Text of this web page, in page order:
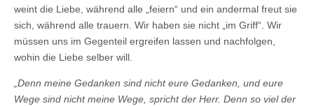
weint die Liebe, während alle „feiern“ und ein andermal freut sie
sich, während alle trauern. Wir haben sie nicht „im Griff“. Wir
müssen uns im Gegenteil ergreifen lassen und nachfolgen,
wohin die Liebe selber will.
„Denn meine Gedanken sind nicht eure Gedanken, und eure
Wege sind nicht meine Wege, spricht der Herr. Denn so viel der